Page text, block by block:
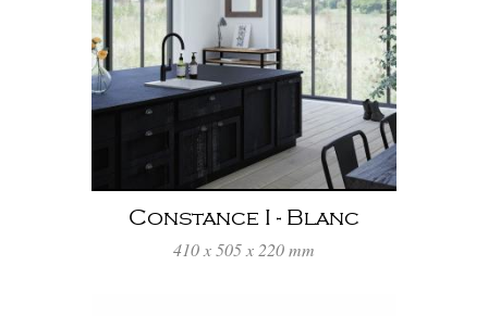
Constance I - Blanc
410 x 505 x 220 mm